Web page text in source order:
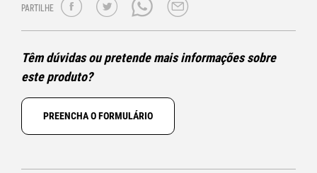
PARTILHE
Têm dúvidas ou pretende mais informações sobre
este produto?
PREENCHA O FORMULÁRIO